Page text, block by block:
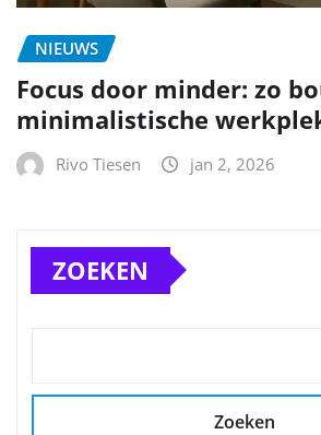
NIEUWS
Focus door minder: zo
minimalistische
Rivo Tiesen jan 2, 2026
ZOEKEN
Zoeken